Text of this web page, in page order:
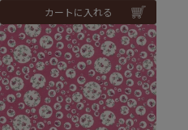
カートに入れる